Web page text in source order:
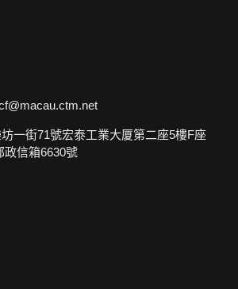
一街71號宏泰工業大厦第二座5樓F座
政信箱6630號